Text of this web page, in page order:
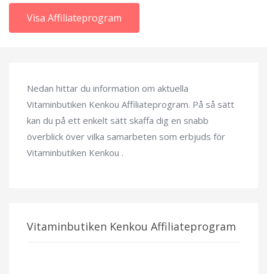
Visa Affiliateprogram
Nedan hittar du information om aktuella
Vitaminbutiken Kenkou Affiliateprogram. På så sätt
kan du på ett enkelt sätt skaffa dig en snabb
överblick över vilka samarbeten som erbjuds för
Vitaminbutiken Kenkou .
Vitaminbutiken Kenkou Affiliateprogram